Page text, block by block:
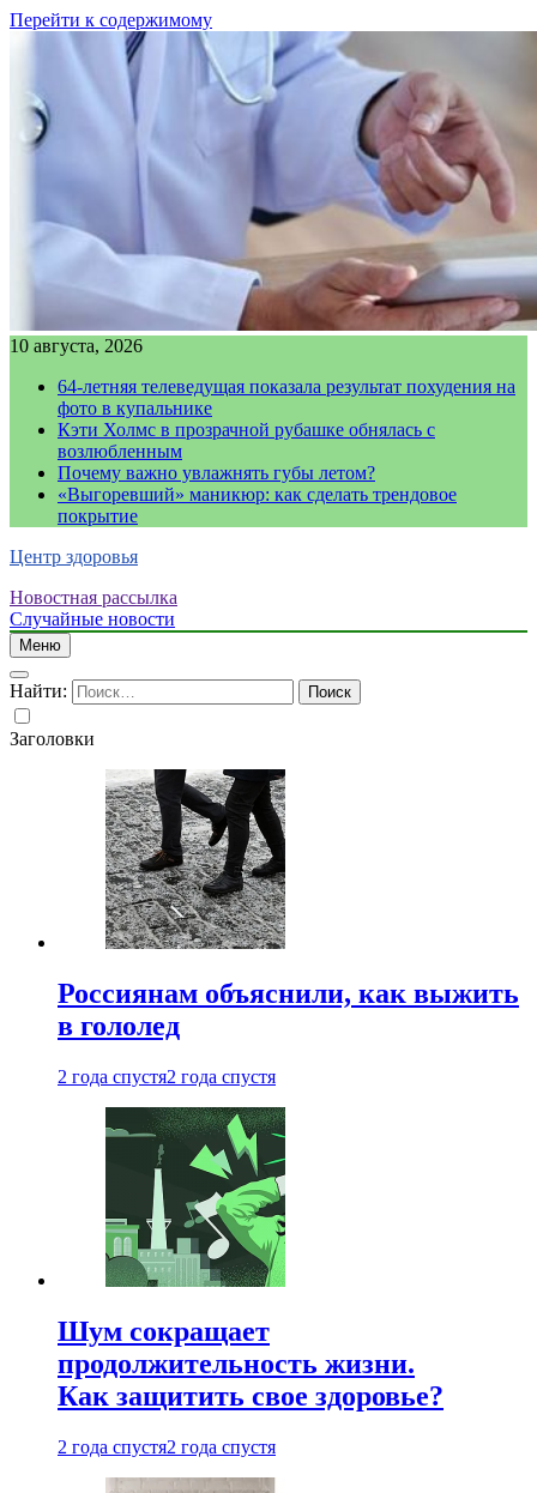
Перейти к содержимому
10 августа, 2026
64-летняя телеведущая показала результат похудения на
фото в купальнике
Кэти Холмс в прозрачной рубашке обнялась с
возлюбленным
Почему важно увлажнять губы летом?
«Выгоревший» маникюр: как сделать трендовое
покрытие
Центр здоровья
Новостная рассылка
Случайные новости
Меню
Найти:
Заголовки
Россиянам объяснили, как выжить
в гололед
2 года спустя2 года спустя
Шум сокращает
продолжительность жизни.
Как защитить свое здоровье?
2 года спустя2 года спустя